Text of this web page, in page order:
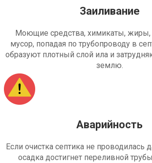
Заиливание
Моющие средства, химикаты, жиры,
мусор, попадая по трубопроводу в
образуют плотный слой ила и
землю.
Аварийность
Если очистка септика не проводилась
осадка достигнет переливной